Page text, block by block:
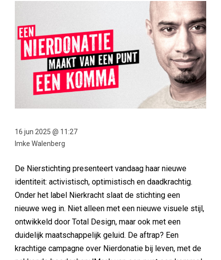
16 jun 2025 @ 11:27
Imke Walenberg
De Nierstichting presenteert vandaag haar nieuwe
identiteit: activistisch, optimistisch en daadkrachtig.
Onder het label Nierkracht slaat de stichting een
nieuwe weg in. Niet alleen met een nieuwe visuele stijl,
ontwikkeld door Total Design, maar ook met een
duidelijk maatschappelijk geluid. De aftrap? Een
krachtige campagne over Nierdonatie bij leven, met de